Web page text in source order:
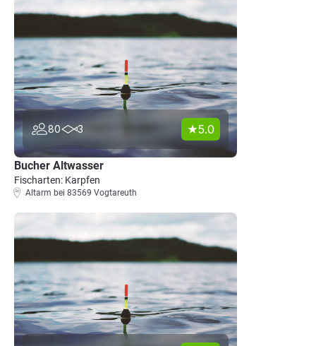
80 3 5.0
Bucher Altwasser
Fischarten: Karpfen
Altarm bei 83569 Vogtareuth